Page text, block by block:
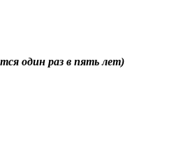
один раз в пять лет)